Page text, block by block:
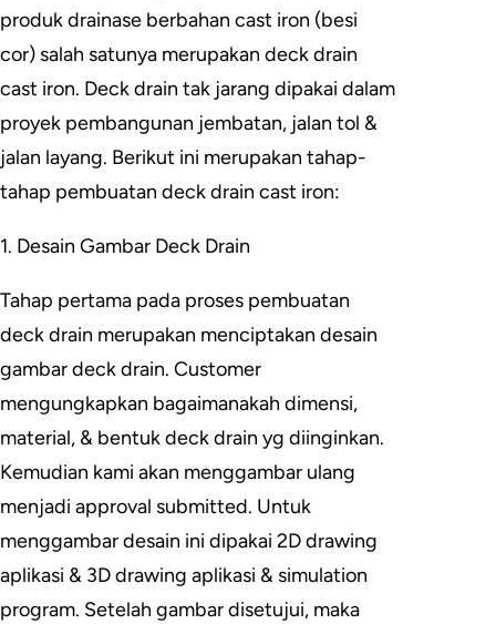
produk drainase berbahan cast iron (besi
cor) salah satunya merupakan deck drain
cast iron. Deck drain tak jarang dipakai dalam
proyek pembangunan jembatan, jalan tol &
jalan layang. Berikut ini merupakan tahap-
tahap pembuatan deck drain cast iron:
1. Desain Gambar Deck Drain
Tahap pertama pada proses pembuatan
deck drain merupakan menciptakan desain
gambar deck drain. Customer
mengungkapkan bagaimanakah dimensi,
material, & bentuk deck drain yg diinginkan.
Kemudian kami akan menggambar ulang
menjadi approval submitted. Untuk
menggambar desain ini dipakai 2D drawing
aplikasi & 3D drawing aplikasi & simulation
program. Setelah gambar disetujui, maka